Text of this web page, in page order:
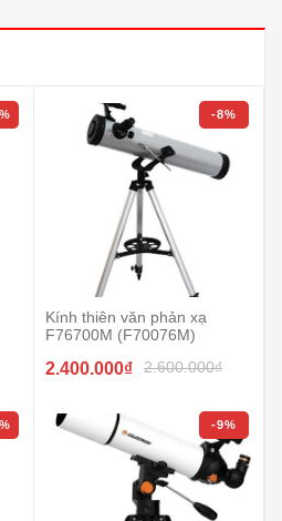
-8%
Kính thiên văn phản xạ
F76700M (F70076M)
2.400.000₫ 2.600.000₫
-9%